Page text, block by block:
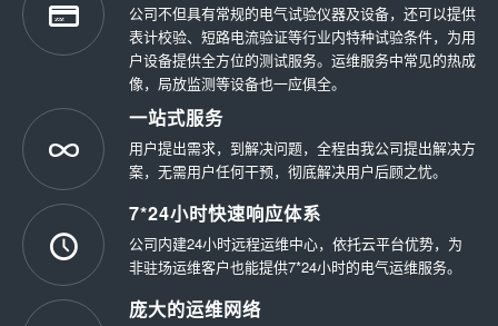
公司不但具有常规的电气试验仪器及设备，还可以提供
表计校验、短路电流验证等行业内特种试验条件，为用
户设备提供全方位的测试服务。运维服务中常见的热成
像，局放监测等设备也一应俱全。
一站式服务
用户提出需求，到解决问题，全程由我公司提出解决方
案，无需用户任何干预，彻底解决用户后顾之忧。
7*24小时快速响应体系
公司内建24小时远程运维中心，依托云平台优势，为
非驻场运维客户也能提供7*24小时的电气运维服务。
庞大的运维网络